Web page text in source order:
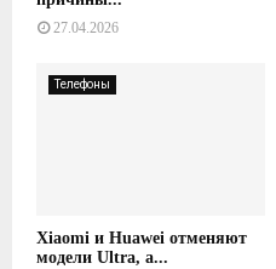
27.04.2026
Телефоны
Xiaomi и Huawei отменяют
модели Ultra, а...